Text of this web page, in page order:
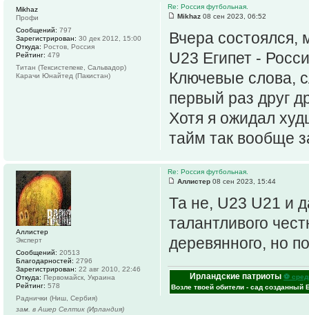
Re: Россия футбольная.
Mikhaz 08 сен 2023, 06:52
Вчера состоялся,
U23 Египет -
Ключевые слова,
первый раз друг
Хотя я ожидал
тайм так вообще
Mikhaz
Профи
Сообщений: 797
Зарегистрирован: 30 дек 2012, 15:00
Откуда: Ростов, Россия
Рейтинг: 479
Титан (Тексистепеке, Сальвадор)
Карачи Юнайтед (Пакистан)
Re: Россия футбольная.
Аллистер 08 сен 2023, 15:44
Та не, U23 U21 и
талантливого
деревянного, но
Ирландские патриоты ⚽
Возле твоей обители - сад созданный
Аллистер
Эксперт
Сообщений: 20513
Благодарностей: 2796
Зарегистрирован: 22 авг 2010, 22:46
Откуда: Первомайск, Украина
Рейтинг: 578
Раднички (Ниш, Сербия)
зам. в Ашер Селтик (Ирландия)